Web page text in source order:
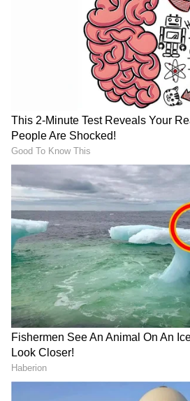
ವಾಲ್‌ಪೇಪರ್, ಅಲಂಕಾರಿಕ ಸ್ಟಿಕ್ಕರ್
ಮಾಡಿದ ಸ್ಟಿಕ್ಕರ್ ಬಳಸಬಹುದು.
ಸ್ಥಳೀಯ ಮಾರುಕಟ್ಟೆಯಲ್ಲಿ
ಆಧಾರಿತ ವಾಲ್‌ಪೇಪರ್‌ಗಳು
ಫ್ರಿಡ್ಜ್‌ಗೆ ವಿಶಿಷ್ಟ ನೋಟ ನೀಡಬಹುದು.
ನಿಮ್ಮ ಫ್ರಿಡ್ಜ್‌ನ ಗಾತ್ರಕ್ಕೆ ತಕ್ಕಂತೆ
ಸಾಲಿಡ್ ಬಣ್ಣ, ಮಾರ್ಬಲ್ ಪ್ರಿಂಟ್,
ಅಥವಾ ಫಂಕಿ ಗ್ರಾಫಿಕ್ಸ್‌ನಂತಹ
ಮಾಡಬಹುದು. ಚಾಕ್‌ಬೋರ್ಡ್
ಮೇಲೆ ನೋಟ್ಸ್ ಅಥವಾ ದಿನಸಿ
ಬಳಸಬಹುದು. ಇದು ಕಡಿಮೆ
ನೀಡುತ್ತದೆ. ಹಳೆಯ, ಗೀರು ಬಿದ್ದ
ಪರಿವರ್ತಿಸಲು ಈ ವಾಲ್‌ಪೇಪರ್
ಮಾರ್ಗವಾಗಿದೆ.